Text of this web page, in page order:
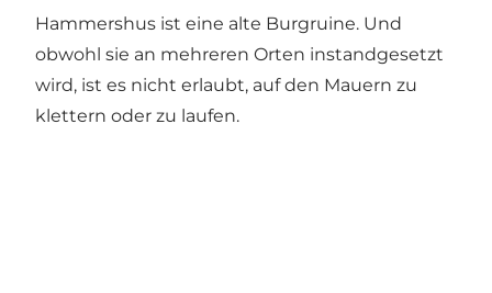
Hammershus ist eine alte Burgruine. Und
obwohl sie an mehreren Orten instandgesetzt
wird, ist es nicht erlaubt, auf den Mauern zu
klettern oder zu laufen.